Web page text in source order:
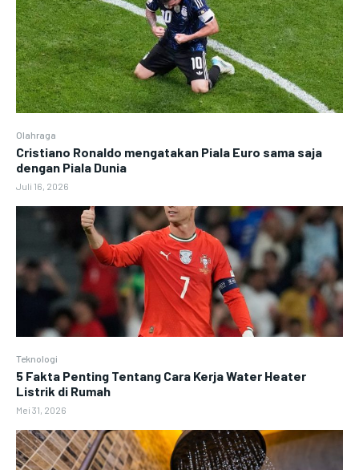
Olahraga
Cristiano Ronaldo mengatakan Piala Euro sama saja
dengan Piala Dunia
Juli 16, 2026
Teknologi
5 Fakta Penting Tentang Cara Kerja Water Heater
Listrik di Rumah
Mei 31, 2026